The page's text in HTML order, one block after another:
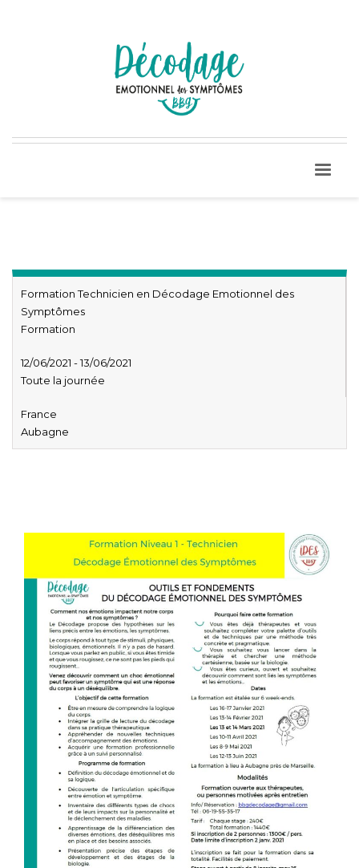
Formation Technicien en Décodage Emotionnel des
Symptômes
Formation
12/06/2021 - 13/06/2021
Toute la journée
France
Aubagne